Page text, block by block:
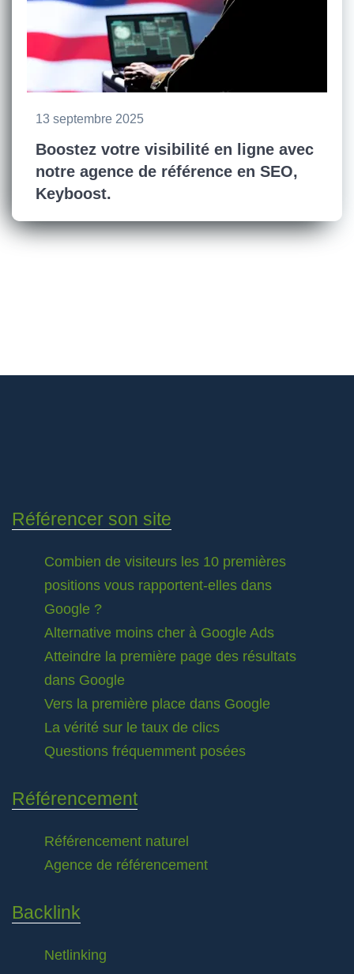
13 septembre 2025
Boostez votre visibilité en ligne avec
notre agence de référence en SEO,
Keyboost.
Référencer son site
Combien de visiteurs les 10 premières
positions vous rapportent-elles dans
Google ?
Alternative moins cher à Google Ads
Atteindre la première page des résultats
dans Google
Vers la première place dans Google
La vérité sur le taux de clics
Questions fréquemment posées
Référencement
Référencement naturel
Agence de référencement
Backlink
Netlinking